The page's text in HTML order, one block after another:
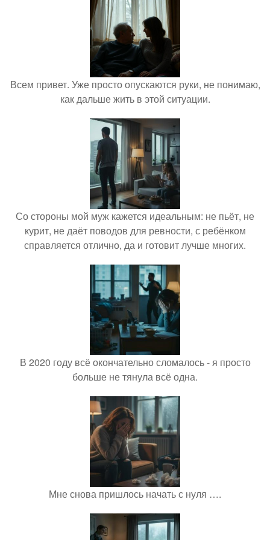
Всем привет. Уже просто опускаются руки, не понимаю,
как дальше жить в этой ситуации.
Со стороны мой муж кажется идеальным: не пьёт, не
курит, не даёт поводов для ревности, с ребёнком
справляется отлично, да и готовит лучше многих.
В 2020 году всё окончательно сломалось - я просто
больше не тянула всё одна.
Мне снова пришлось начать с нуля ….